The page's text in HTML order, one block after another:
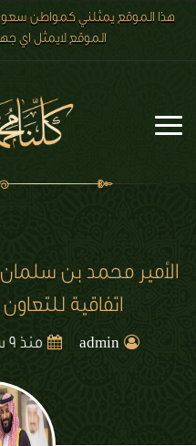
هذا الموقع يمثلني كمواطن
الموقع لايمثل اي
رؤية 2030
الأمير محمد بن سلمان
اتفاقية
admin منذ 9 سنوات